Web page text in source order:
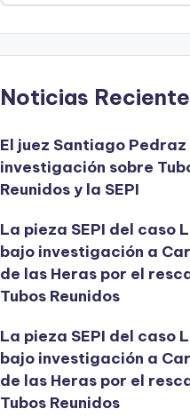
Noticias
El juez Santiago
investigación sobre
Reunidos y la SEPI
La pieza SEPI del caso
bajo investigación a
de las Heras por el
Tubos Reunidos
La pieza SEPI del caso
bajo investigación a
de las Heras por el
Tubos Reunidos